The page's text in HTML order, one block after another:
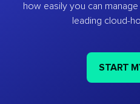
how easily you can
leading cloud-
START